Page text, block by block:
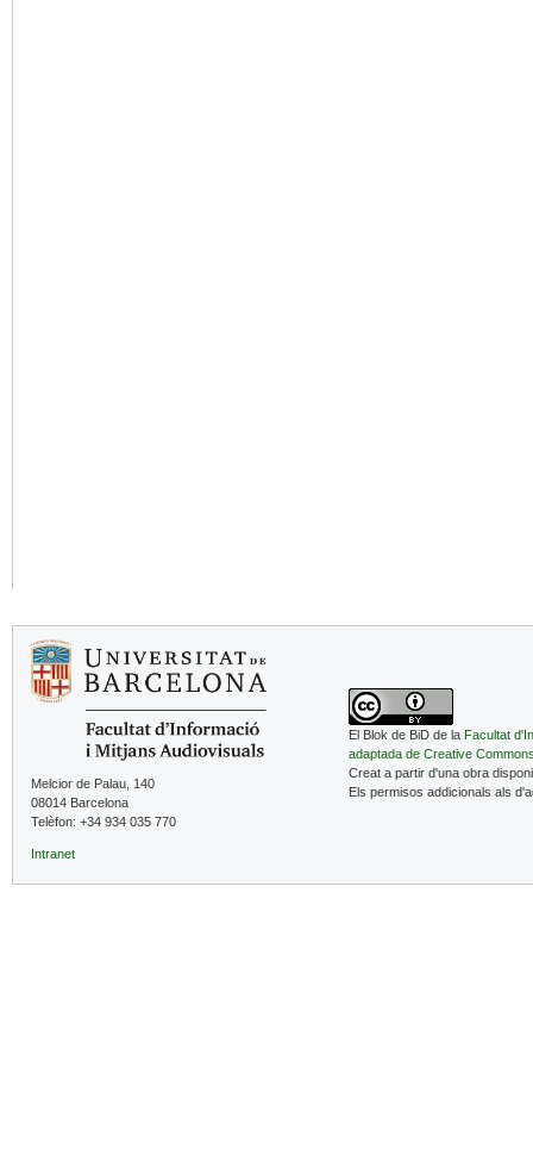
Melcior de Palau, 140
08014 Barcelona
Telèfon: +34 934 035 770
Intranet
El Blok de BiD de la Facultat
adaptada de Creative
Creat a partir d'una obra
Els permisos addicionals als